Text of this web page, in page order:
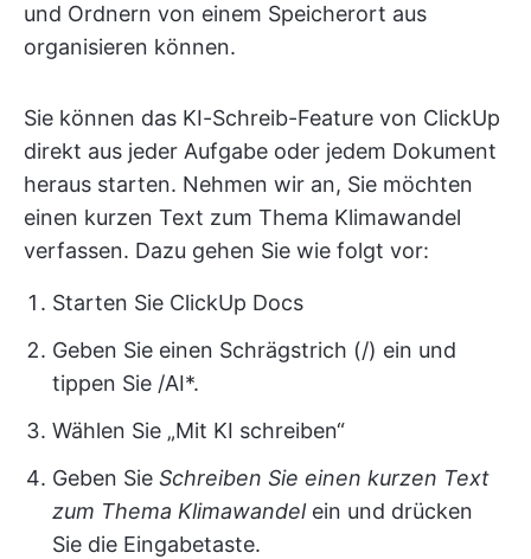
und Ordnern von einem Speicherort aus
organisieren können.
Sie können das KI-Schreib-Feature von ClickUp
direkt aus jeder Aufgabe oder jedem Dokument
heraus starten. Nehmen wir an, Sie möchten
einen kurzen Text zum Thema Klimawandel
verfassen. Dazu gehen Sie wie folgt vor:
Starten Sie ClickUp Docs
Geben Sie einen Schrägstrich (/) ein und
tippen Sie /AI*.
Wählen Sie „Mit KI schreiben“
Geben Sie Schreiben Sie einen kurzen Text
zum Thema Klimawandel ein und drücken
Sie die Eingabetaste.